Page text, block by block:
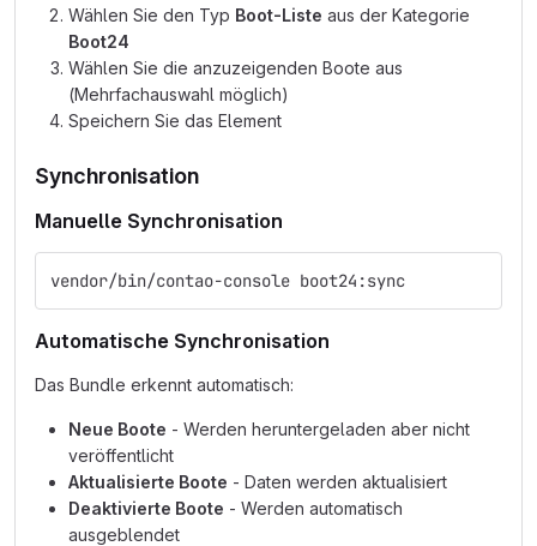
Wählen Sie den Typ Boot-Liste aus der Kategorie
Boot24
Wählen Sie die anzuzeigenden Boote aus
(Mehrfachauswahl möglich)
Speichern Sie das Element
Synchronisation
Manuelle Synchronisation
vendor/bin/contao-console boot24:sync
Automatische Synchronisation
Das Bundle erkennt automatisch:
Neue Boote - Werden heruntergeladen aber nicht
veröffentlicht
Aktualisierte Boote - Daten werden aktualisiert
Deaktivierte Boote - Werden automatisch
ausgeblendet